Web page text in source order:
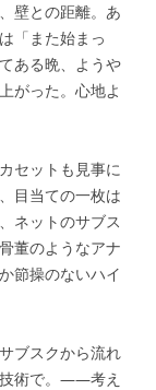
壁との距離。あ
「また始まっ
ある晩、ようや
がった。心地よ
セットも見事に
目当ての一枚は
ネットのサブス
董のようなアナ
節操のないハイ
ブスクから流れ
術で。——考え